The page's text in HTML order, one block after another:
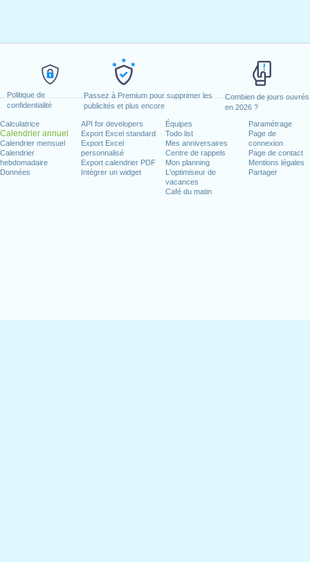
Politique de
confidentialité
Passez à Premium pour supprimer les
publicités et plus encore
Combien de jours ouvrés
en 2026 ?
Calculatrice
Calendrier annuel
Calendrier mensuel
Calendrier
hebdomadaire
Données
API for developers
Export Excel standard
Export Excel
personnalisé
Export calendrier PDF
Intégrer un widget
Équipes
Todo list
Mes anniversaires
Centre de rappels
Mon planning
L'optimiseur de
vacances
Café du matin
Paramétrage
Page de
connexion
Page de contact
Mentions légales
Partager